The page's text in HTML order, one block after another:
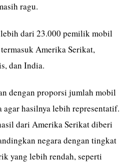
ragu.
dari 23.000 pemilik mobil
Amerika Serikat,
dan India.
dengan proporsi jumlah mobil
hasilnya lebih representatif.
dari Amerika Serikat diberi
negara dengan tingkat
yang lebih rendah, seperti